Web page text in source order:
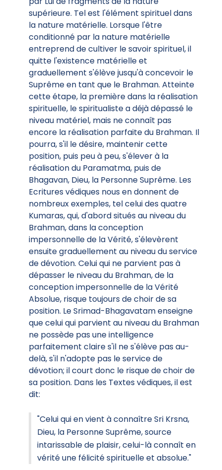
supérieure. Tel est l'élément spirituel dans
la nature matérielle. Lorsque l'être
conditionné par la nature matérielle
entreprend de cultiver le savoir spirituel, il
quitte l'existence matérielle et
graduellement s'élève jusqu'à concevoir le
Suprême en tant que le Brahman. Atteinte
cette étape, la première dans la réalisation
spirituelle, le spiritualiste a déjà dépassé le
niveau matériel, mais ne connaît pas
encore la réalisation parfaite du Brahman. Il
pourra, s'il le désire, maintenir cette
position, puis peu à peu, s'élever à la
réalisation du Paramatma, puis de
Bhagavan, Dieu, la Personne Suprême. Les
Ecritures védiques nous en donnent de
nombreux exemples, tel celui des quatre
Kumaras, qui, d'abord situés au niveau du
Brahman, dans la conception
impersonnelle de la Vérité, s'élevèrent
ensuite graduellement au niveau du service
de dévotion. Celui qui ne parvient pas à
dépasser le niveau du Brahman, de la
conception impersonnelle de la Vérité
Absolue, risque toujours de choir de sa
position. Le Srimad-Bhagavatam enseigne
que celui qui parvient au niveau du Brahman
ne possède pas une intelligence
parfaitement claire s'il ne s'élève pas au-
delà, s'il n'adopte pas le service de
dévotion; il court donc le risque de choir de
sa position. Dans les Textes védiques, il est
dit:
"Celui qui en vient à connaître Sri Krsna,
Dieu, la Personne Suprême, source
intarissable de plaisir, celui-là connaît en
vérité une félicité spirituelle et absolue."